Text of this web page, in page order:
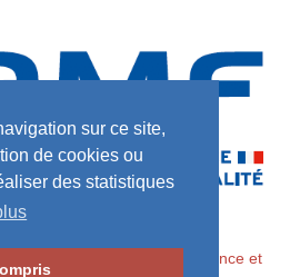
sur ce site,
de cookies ou
des statistiques
Association des Maires de France et